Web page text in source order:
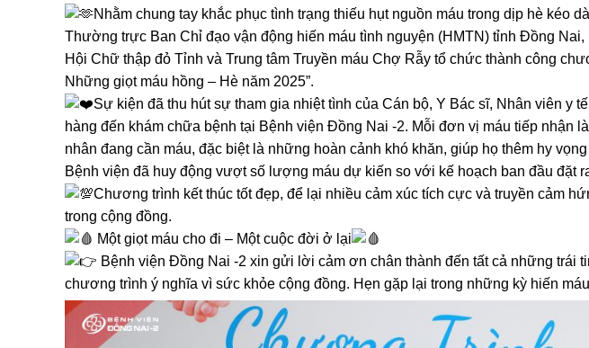
Nhằm chung tay khắc phục tình trạng thiếu hụt nguồn máu trong dịp hè kéo
Thường trực Ban Chỉ đạo vận động hiến máu tình nguyện (HMTN) tỉnh Đồng
Hội Chữ thập đỏ Tỉnh và Trung tâm Truyền máu Chợ Rẫy tổ chức thành công
Những giọt máu hồng – Hè năm 2025”.
Sự kiện đã thu hút sự tham gia nhiệt tình của Cán bộ, Y Bác sĩ, Nhân viên y
hàng đến khám chữa bệnh tại Bệnh viện Đồng Nai -2. Mỗi đơn vị máu tiếp nhận
nhân đang cần máu, đặc biệt là những hoàn cảnh khó khăn, giúp họ thêm hy
Bệnh viện đã huy động vượt số lượng máu dự kiến so với kế hoạch ban đầu đặt
Chương trình kết thúc tốt đẹp, để lại nhiều cảm xúc tích cực và truyền cảm
trong cộng đồng.
Một giọt máu cho đi – Một cuộc đời ở lại
Bệnh viện Đồng Nai -2 xin gửi lời cảm ơn chân thành đến tất cả những trái
chương trình ý nghĩa vì sức khỏe cộng đồng. Hẹn gặp lại trong những kỳ hiến